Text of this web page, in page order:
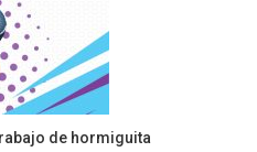
de hormiguita